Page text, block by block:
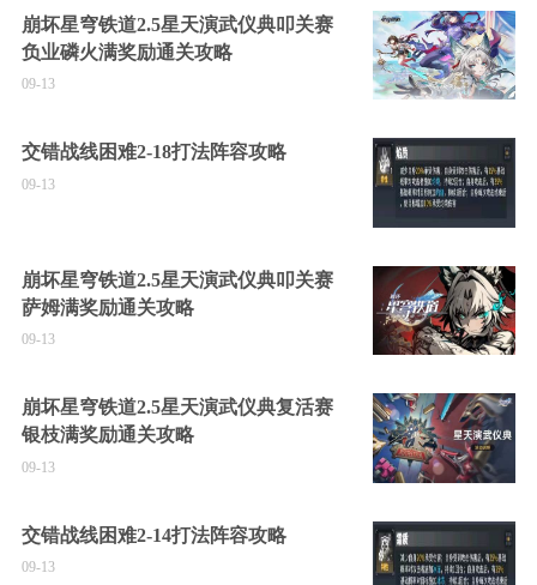
崩坏星穹铁道2.5星天演武仪典叩关赛
负业磷火满奖励通关攻略
09-13
交错战线困难2-18打法阵容攻略
09-13
崩坏星穹铁道2.5星天演武仪典叩关赛
萨姆满奖励通关攻略
09-13
崩坏星穹铁道2.5星天演武仪典复活赛
银枝满奖励通关攻略
09-13
交错战线困难2-14打法阵容攻略
09-13